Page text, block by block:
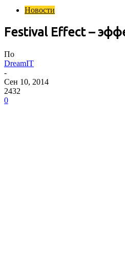
Новости
Festival Effect –
По
DreamIT
-
Сен 10, 2014
2432
0